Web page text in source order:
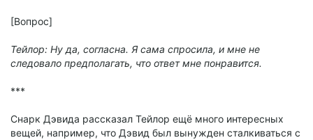
[Вопрос]
Тейлор: Ну да, согласна. Я сама спросила, и мне не
следовало предполагать, что ответ мне понравится.
***
Снарк Дэвида рассказал Тейлор ещё много интересных
вещей, например, что Дэвид был вынужден сталкиваться с